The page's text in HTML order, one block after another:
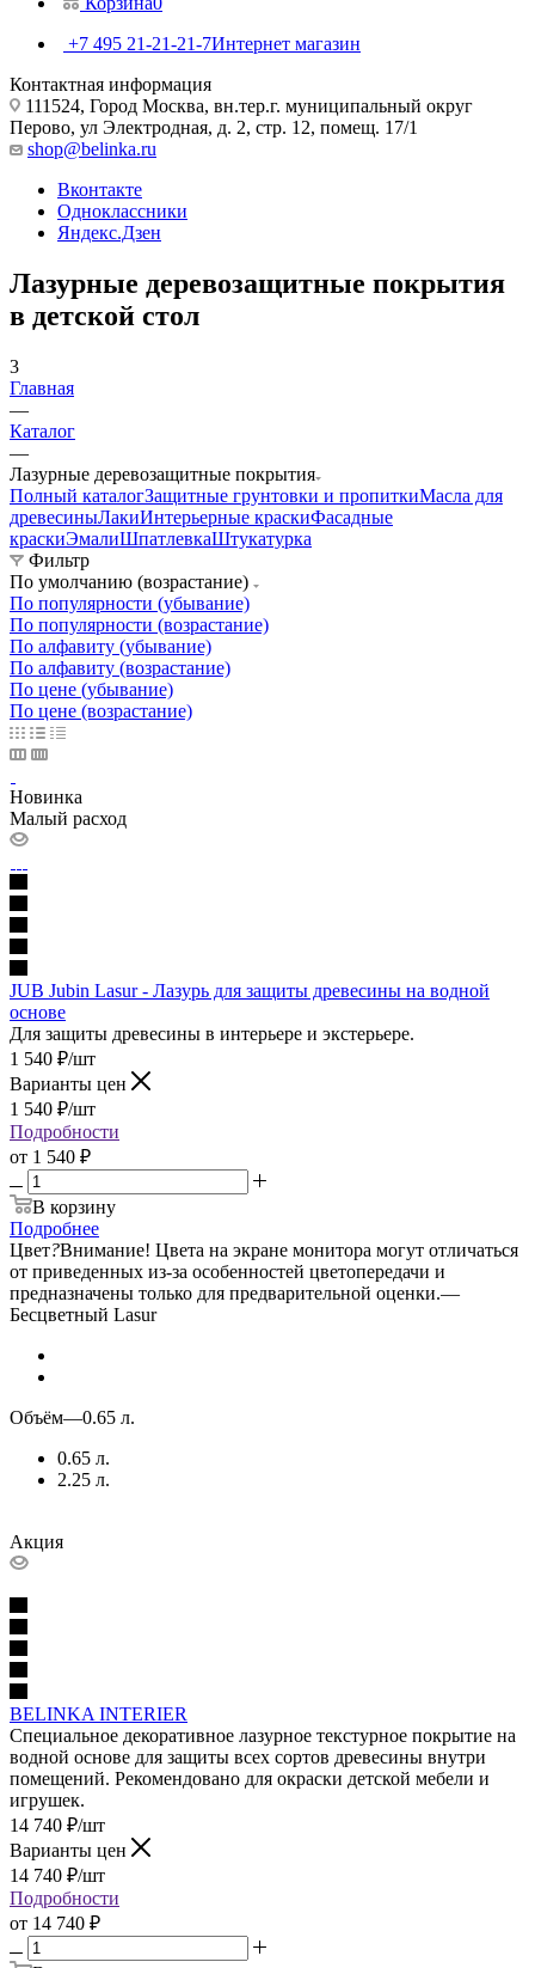
+7 495 21-21-21-7Интернет магазин
Контактная информация
111524, Город Москва, вн.тер.г. муниципальный округ
Перово, ул Электродная, д. 2, стр. 12, помещ. 17/1
shop@belinka.ru
Вконтакте
Одноклассники
Яндекс.Дзен
Лазурные деревозащитные покрытия
в детской стол
3
Главная
—
Каталог
—
Лазурные деревозащитные покрытия
Полный каталогЗащитные грунтовки и пропиткиМасла для
древесиныЛакиИнтерьерные краскиФасадные
краскиЭмалиШпатлевкаШтукатурка
Фильтр
По умолчанию (возрастание)
По популярности (убывание)
По популярности (возрастание)
По алфавиту (убывание)
По алфавиту (возрастание)
По цене (убывание)
По цене (возрастание)
Новинка
Малый расход
JUB Jubin Lasur - Лазурь для защиты древесины на водной
основе
Для защиты древесины в интерьере и экстерьере.
1 540 ₽/шт
Варианты цен
1 540 ₽/шт
Подробности
от 1 540 ₽
В корзину
Подробнее
Цвет?Внимание! Цвета на экране монитора могут отличаться
от приведенных из-за особенностей цветопередачи и
предназначены только для предварительной оценки.—
Бесцветный Lasur
Объём—0.65 л.
0.65 л.
2.25 л.
Акция
BELINKA INTERIER
Специальное декоративное лазурное текстурное покрытие на
водной основе для защиты всех сортов древесины внутри
помещений. Рекомендовано для окраски детской мебели и
игрушек.
14 740 ₽/шт
Варианты цен
14 740 ₽/шт
Подробности
от 14 740 ₽